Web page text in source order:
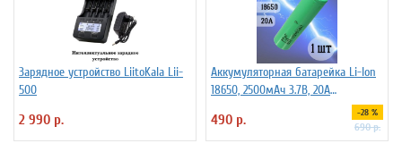
Зарядное устройство LiitoKala Lii-
500
2 990 р.
Аккумуляторная батарейка Li-Ion
18650, 2500мАч 3.7В, 20A
490 р. -28 %
690 р.